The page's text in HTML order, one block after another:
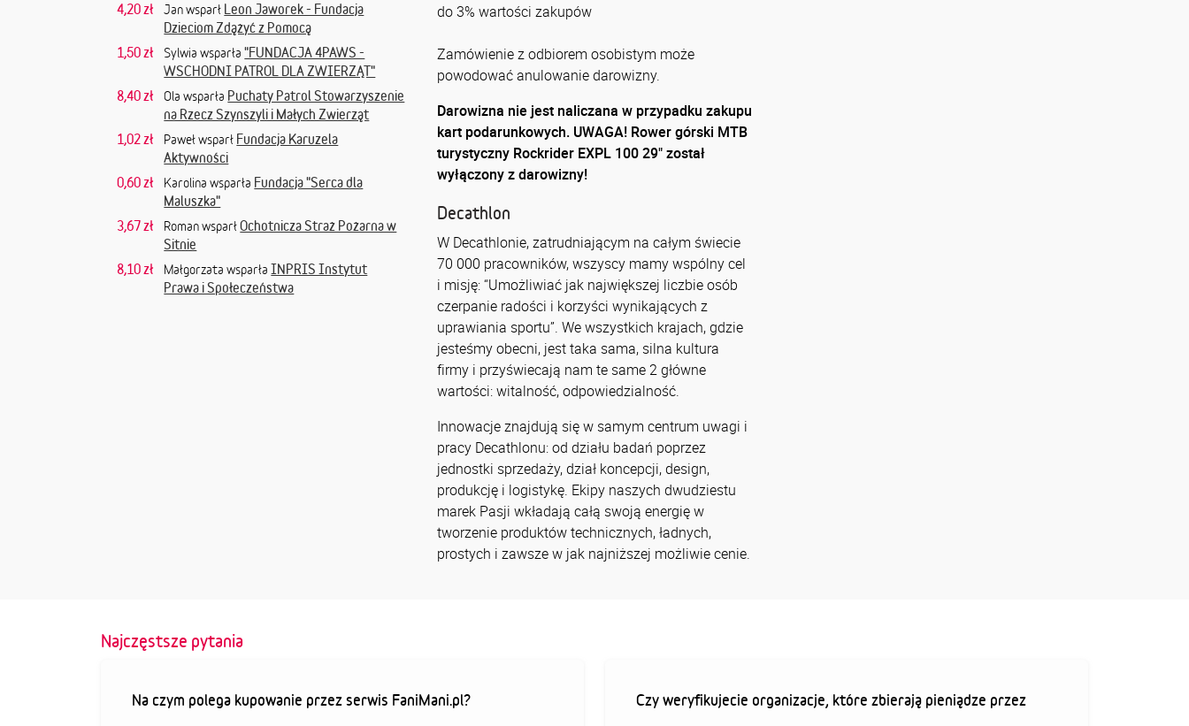
4,20 zł
Jan wsparł Leon Jaworek - Fundacja
Dzieciom Zdążyć z Pomocą
1,50 zł
Sylwia wsparła"FUNDACJA 4PAWS -
WSCHODNI PATROL DLA ZWIERZĄT"
8,40 zł
Ola wsparła Puchaty Patrol Stowarzyszenie
na Rzecz Szynszyli i Małych Zwierząt
1,02 zł
Paweł wsparł Fundacja Karuzela
Aktywności
0,60 zł
Karolina wsparła Fundacja "Serca dla
Maluszka"
3,67 zł
Roman wsparłOchotnicza Straż Pożarna w
Sitnie
8,10 zł
Małgorzata wsparłaINPRIS Instytut
Prawa i Społeczeństwa
do 3% wartości zakupów
Zamówienie z odbiorem osobistym może
powodować anulowanie darowizny.
Darowizna nie jest naliczana w przypadku zakupu
kart podarunkowych. UWAGA! Rower górski MTB
turystyczny Rockrider EXPL 100 29" został
wyłączony z darowizny!
Decathlon
W Decathlonie, zatrudniającym na całym świecie
70 000 pracowników, wszyscy mamy wspólny cel
i misję: “Umożliwiać jak największej liczbie osób
czerpanie radości i korzyści wynikających z
uprawiania sportu”. We wszystkich krajach, gdzie
jesteśmy obecni, jest taka sama, silna kultura
firmy i przyświecają nam te same 2 główne
wartości: witalność, odpowiedzialność.
Innowacje znajdują się w samym centrum uwagi i
pracy Decathlonu: od działu badań poprzez
jednostki sprzedaży, dział koncepcji, design,
produkcję i logistykę. Ekipy naszych dwudziestu
marek Pasji wkładają całą swoją energię w
tworzenie produktów technicznych, ładnych,
prostych i zawsze w jak najniższej możliwie cenie.
Najczęstsze pytania
Na czym polega kupowanie przez serwis FaniMani.pl? Czy weryfikujecie organizacje, które zbierają pieniądze przez